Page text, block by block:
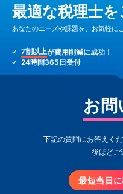
最適な税理士
あなたのニーズや課題を、お気軽に
7割以上が費用削減に成功！
24時間365日受付
お問
下記の質問にお答えく
後ほどご
最短当日